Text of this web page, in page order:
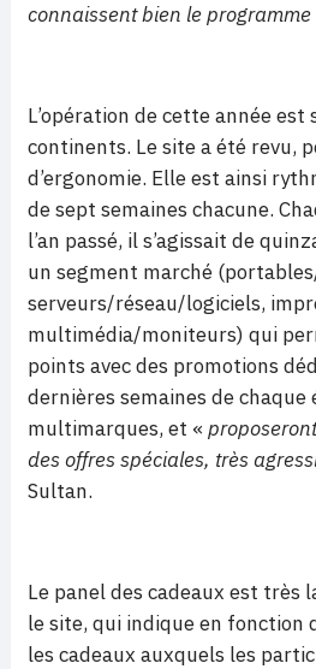
connaissent bien le programme
L’opération de cette année
continents. Le site a été revu,
d’ergonomie. Elle est ainsi
de sept semaines chacune.
l’an passé, il s’agissait de
un segment marché
serveurs/réseau/logiciels,
multimédia/moniteurs) qui
points avec des promotions
dernières semaines de chaque
multimarques, et «
des offres spéciales, très
Sultan.
Le panel des cadeaux est très
le site, qui indique en fonction
les cadeaux auxquels les